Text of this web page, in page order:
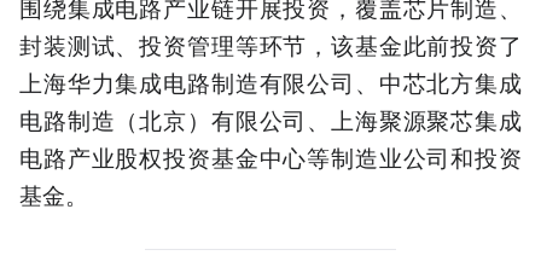
围绕集成电路产业链开展投资，覆盖芯片制造、
封装测试、投资管理等环节，该基金此前投资了
上海华力集成电路制造有限公司、中芯北方集成
电路制造（北京）有限公司、上海聚源聚芯集成
电路产业股权投资基金中心等制造业公司和投资
基金。